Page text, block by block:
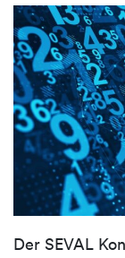
Der SEVAL